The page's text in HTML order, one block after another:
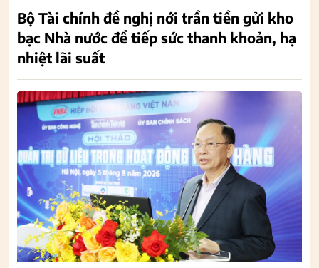
Bộ Tài chính đề nghị nới trần tiền gửi kho
bạc Nhà nước để tiếp sức thanh khoản, hạ
nhiệt lãi suất